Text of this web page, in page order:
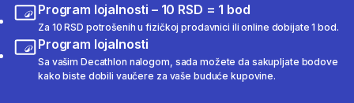
Program lojalnosti – 10 RSD = 1 bod
Za 10 RSD potrošenih u fizičkoj prodavnici ili online dobijate 1 bod.
Program lojalnosti
Sa vašim Decathlon nalogom, sada možete da sakupljate bodove
kako biste dobili vaučere za vaše buduće kupovine.